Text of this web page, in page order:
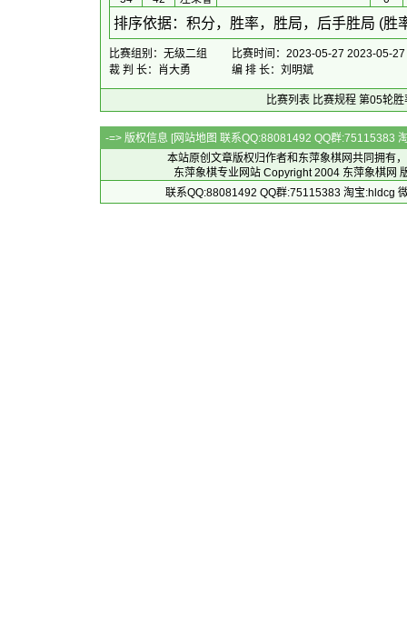
排序依据：积分，胜率，胜局，后手胜局 (胜
比赛组别：无级二组
比赛时间：2023-05-27 2023-05-27
裁 判 长：肖大勇
编 排 长：刘明斌
比赛列表 比赛规程 第05轮胜
-=> 版权信息 [网站地图 联系QQ:88081492 QQ群:75115383
本站原创文章版权归作者和 东萍象棋网共同拥有
东萍象棋专业网站 Copyright 2004 东萍象棋网
联系QQ:88081492 QQ群:75115383 淘宝:hldcg